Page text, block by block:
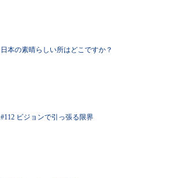
日本の素晴らしい所はどこですか？
#112 ビジョンで引っ張る限界